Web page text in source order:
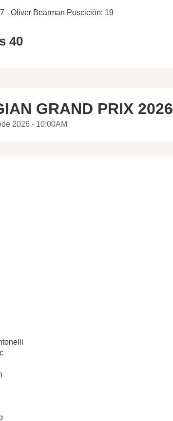
- Oliver Bearman Poscición: 19
40
GRAND PRIX 2026
2026 - 10:00AM